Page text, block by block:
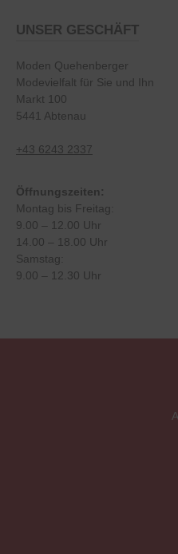
UNSER GESCHÄFT
Moden Quehenberger
Modevielfalt für Sie und Ihn
Markt 100
5441 Abtenau
+43 6243 2337
Öffnungszeiten:
Montag bis Freitag:
9.00 – 12.00 Uhr
14.00 – 18.00 Uhr
Samstag:
9.00 – 12.30 Uhr